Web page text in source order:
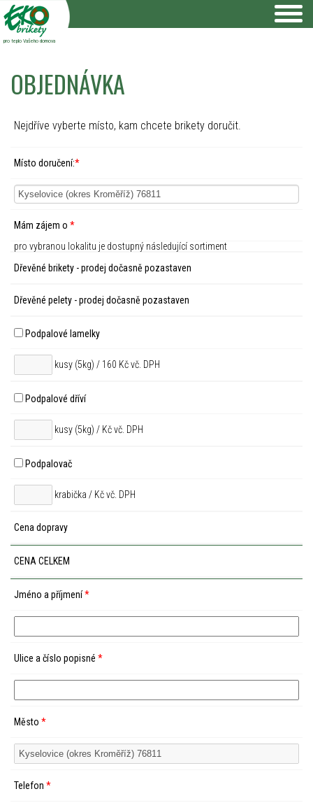
pro teplo Vašeho domova
OBJEDNÁVKA
Nejdříve vyberte místo, kam chcete brikety doručit.
Místo doručení:*
Mám zájem o *
pro vybranou lokalitu je dostupný následující sortiment
Dřevěné brikety - prodej dočasně pozastaven
Dřevěné pelety - prodej dočasně pozastaven
Podpalové lamelky
kusy (5kg) / 160 Kč vč. DPH
Podpalové dříví
kusy (5kg) / Kč vč. DPH
Podpalovač
krabička / Kč vč. DPH
Cena dopravy
CENA CELKEM
Jméno a příjmení*
Ulice a číslo popisné *
Město *
Telefon *